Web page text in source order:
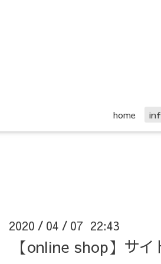
home
2020 / 04 / 07 22:43
【online shop】サ